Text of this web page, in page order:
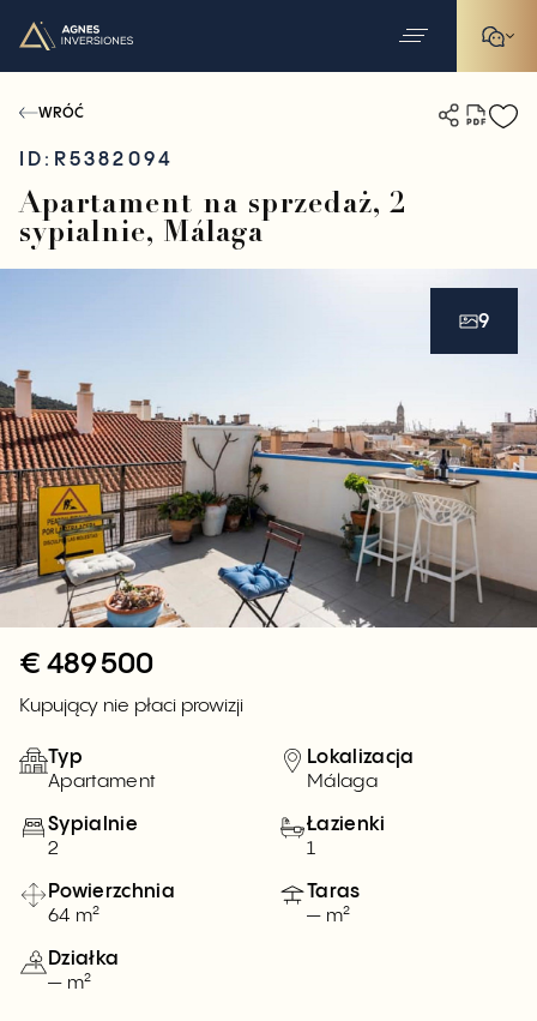
WRÓĆ
ID: R5382094
Apartament na sprzedaż, 2
sypialnie, Málaga
9
€ 489 500
Kupujący nie płaci prowizji
Typ
Apartament
Lokalizacja
Málaga
Sypialnie
2
Łazienki
1
Powierzchnia
64 m²
Taras
— m²
Działka
— m²